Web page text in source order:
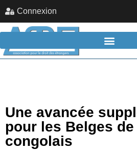
Connexion
Une avancée
pour les Belges
congolais